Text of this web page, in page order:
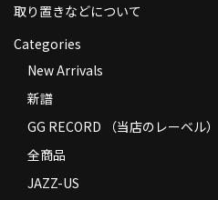
コンディション
Privacy Policy
特定商取引法に基づく表示
Contact
取り置きなどについて
Categories
New Arrivals
新譜
GG RECORD （当店のレーベル）
全商品
JAZZ-US